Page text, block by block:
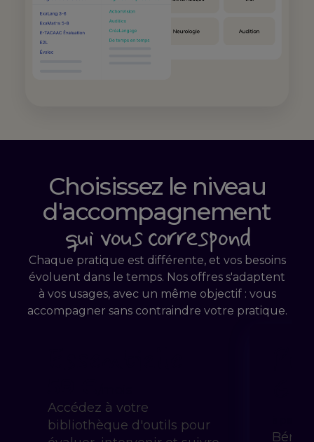
Choisissez le niveau
d'accompagnement
qui vous correspond
Chaque pratique est différente, et vos besoins
évoluent dans le temps. Nos offres s'adaptent
à vos usages, avec un même objectif : vous
accompagner sans contraindre votre pratique.
Accédez à votre
bibliothèque d'outils pour